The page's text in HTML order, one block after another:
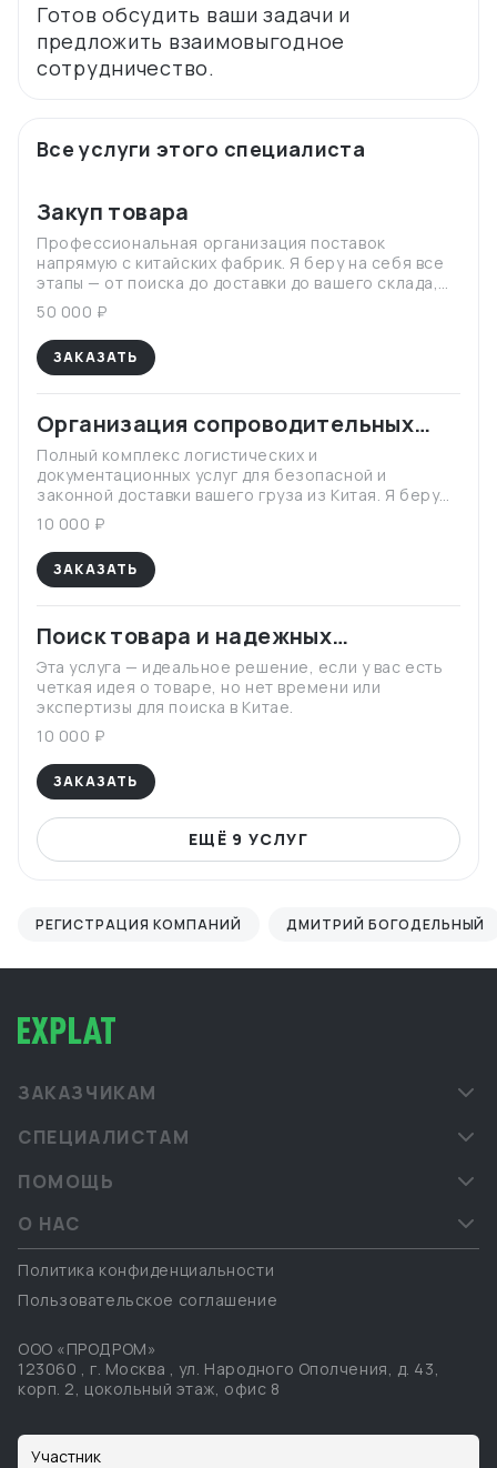
Готов обсудить ваши задачи и
предложить взаимовыгодное
Все услуги этого специалиста
Закуп товара
Профессиональная организация поставок
напрямую с китайских фабрик. Я беру на себя все
этапы — от поиска до доставки до вашего склада,
чтобы вы получали качественный товар по
оптимальной цене без скрытых рисков и переплат.
50 000 ₽
ЗАКАЗАТЬ
Организация сопроводительных
документов транспортировки
Полный комплекс логистических и
документационных услуг для безопасной и
законной доставки вашего груза из Китая. Я беру
на себя все этапы — от подготовки документов до
контроля на каждом участке цепи, чтобы вы
получили свой товар без задержек и штрафов.
10 000 ₽
ЗАКАЗАТЬ
Поиск товара и надежных
поставщиков в Китае
Эта услуга — идеальное решение, если у вас есть
четкая идея о товаре, но нет времени или
экспертизы для поиска в Китае.
10 000 ₽
ЗАКАЗАТЬ
ЕЩЁ 9 УСЛУГ
РЕГИСТРАЦИЯ КОМПАНИЙ ДМИТРИЙ БОГОДЕЛЬНЫЙ
ЗАКАЗЧИКАМ
СПЕЦИАЛИСТАМ
ПОМОЩЬ
О НАС
Политика конфиденциальности
Пользовательское соглашение
ООО «ПРОДРОМ»
123060 , г. Москва , ул. Народного Ополчения, д. 43,
корп. 2, цокольный этаж, офис 8
Участник